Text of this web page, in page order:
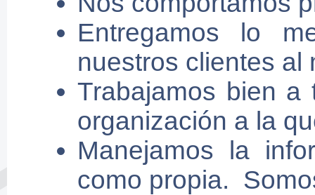
Entregamos lo
nuestros clientes al
Trabajamos bien
organización a la
Manejamos la
como propia.